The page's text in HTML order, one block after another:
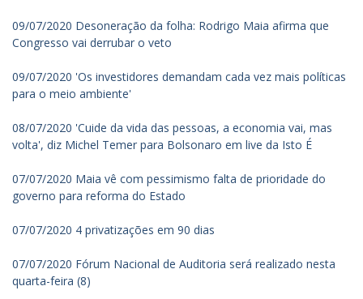
09/07/2020 Desoneração da folha: Rodrigo Maia afirma que
Congresso vai derrubar o veto
09/07/2020 'Os investidores demandam cada vez mais políticas
para o meio ambiente'
08/07/2020 'Cuide da vida das pessoas, a economia vai, mas
volta', diz Michel Temer para Bolsonaro em live da Isto É
07/07/2020 Maia vê com pessimismo falta de prioridade do
governo para reforma do Estado
07/07/2020 4 privatizações em 90 dias
07/07/2020 Fórum Nacional de Auditoria será realizado nesta
quarta-feira (8)